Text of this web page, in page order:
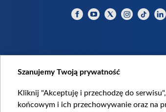
Szanujemy Twoją prywatność
Kliknij "Akceptuję i przechodzę do
końcowym i ich przechowywanie oraz na